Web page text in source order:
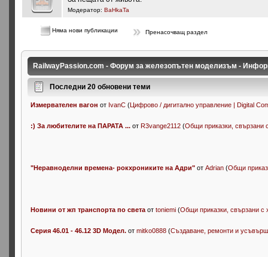
Модератор:BaHkaTa
Няма нови публикации Пренасочващ раздел
RailwayPassion.com - Форум за железопътен моделизъм -
Последни 20 обновени теми
Измервателен вагон от IvanC (Цифрово / дигитално управление | Digital
:) За любителите на ПАРАТА ... отR3vange2112 (Общи приказки, свързани
"Неравноделни времена- рокхрониките на Адри" отAdrian (Общи
Новини от жп транспорта по света отtoniemi (Общи приказки, свързани с
Серия 46.01 - 46.12 3D Модел.отmitko0888 (Създаване, ремонти и